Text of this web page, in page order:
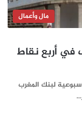
مال وأعمال
في أربع نقاط
لبنك المغرب